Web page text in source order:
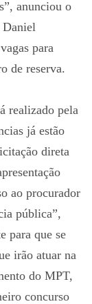
anunciou o
Daniel
para
de reserva.
realizado pela
já estão
direta
ao procurador
pública”,
para que se
irão atuar na
do MPT,
concurso